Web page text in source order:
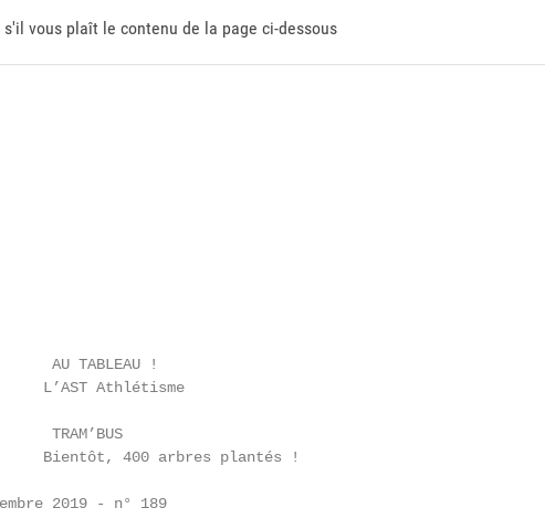
vous plaît le contenu de la page ci-dessous
TABLEAU !
L’AST Athlétisme
TRAM’BUS
Bientôt, 400 arbres plantés !
2019 - n° 189